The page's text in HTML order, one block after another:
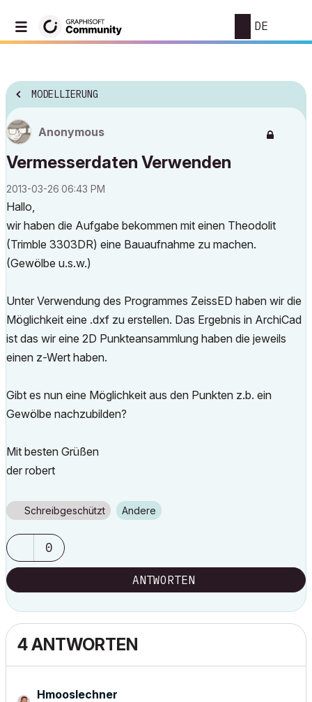
DE
MODELLIERUNG
Anonymous
Vermesserdaten Verwenden
‎2013-03-26 06:43 PM
Hallo,
wir haben die Aufgabe bekommen mit einen Theodolit
(Trimble 3303DR) eine Bauaufnahme zu machen.
(Gewölbe u.s.w.)
Unter Verwendung des Programmes ZeissED haben wir die
Möglichkeit eine .dxf zu erstellen. Das Ergebnis in ArchiCad
ist das wir eine 2D Punkteansammlung haben die jeweils
einen z-Wert haben.
Gibt es nun eine Möglichkeit aus den Punkten z.b. ein
Gewölbe nachzubilden?
Mit besten Grüßen
der robert
Schreibgeschützt Andere
0
ANTWORTEN
4 ANTWORTEN
Hmooslechner